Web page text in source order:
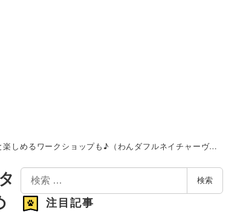
ショップも♪（わんダフルネイチャーヴィレッジ）10/8-10/9
検
索
検索
注目記事